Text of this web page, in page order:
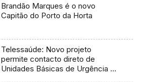
Brandão Marques é o novo
Capitão do Porto da Horta
Telessaúde: Novo projeto
permite contacto direto de
Unidades Básicas de Urgência e